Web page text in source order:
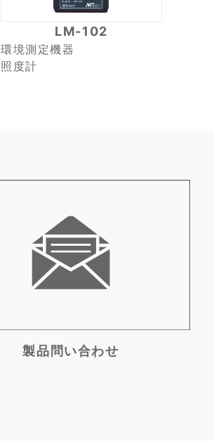
LM-102
環境測定機器
照度計
製品問い合わせ